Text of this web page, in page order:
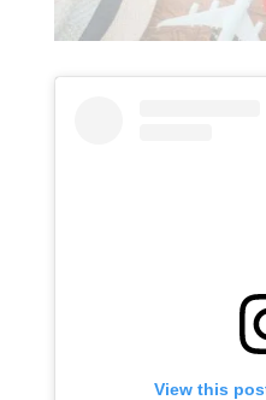
View this